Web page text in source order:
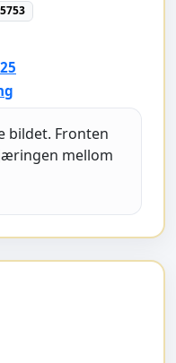
bildet. Fronten
mellom